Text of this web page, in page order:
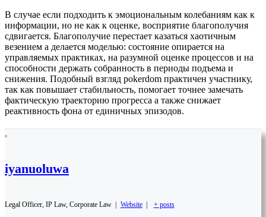
В случае если подходить к эмоциональным колебаниям как к
информации, но не как к оценке, восприятие благополучия
сдвигается. Благополучие перестает казаться хаотичным
везением а делается моделью: состояние опирается на
управляемых практиках, на разумной оценке процессов и на
способности держать собранность в периоды подъема и
снижения. Подобный взгляд pokerdom практичен участнику,
так как повышает стабильность, помогает точнее замечать
фактическую траекторию прогресса а также снижает
реактивность фона от единичных эпизодов.
iyanuoluwa
Legal Officer, IP Law, Corporate Law Website + posts